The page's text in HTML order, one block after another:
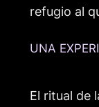
refugio al
UNA
El ritual de